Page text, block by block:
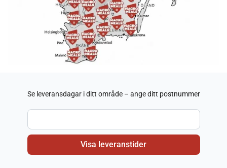
Se leveransdagar i ditt område – ange ditt postnummer